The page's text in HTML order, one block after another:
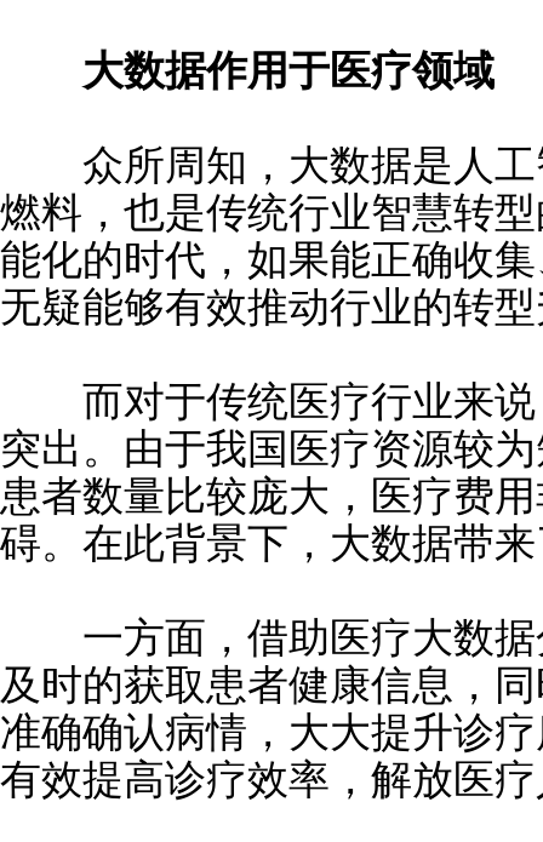
大数据作用于医疗领域
众所周知，大数据是人工
燃料，也是传统行业智慧转
能化的时代，如果能正确收
无疑能够有效推动行业的转
而对于传统医疗行业来说
突出。由于我国医疗资源较
患者数量比较庞大，医疗费
碍。在此背景下，大数据带
一方面，借助医疗大数据
及时的获取患者健康信息，
准确确认病情，大大提升诊
有效提高诊疗效率，解放医